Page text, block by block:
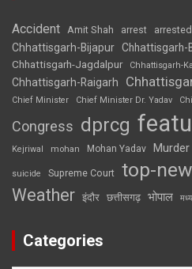
Accident Amit Shah arrest arrested
Chhattisgarh-Bijapur Chhattisgarh-
Chhattisgarh-Jagdalpur Chhattisgarh-
Chhattisgarh-Raigarh
Chief Minister
Chief Minister Dr. Yadav
Congress dprcg
Kejriwal mohan Mohan Yadav Murder
suicide Supreme Court top-
Weather इंदौर छत्तीसगढ़ भोपाल
Categories